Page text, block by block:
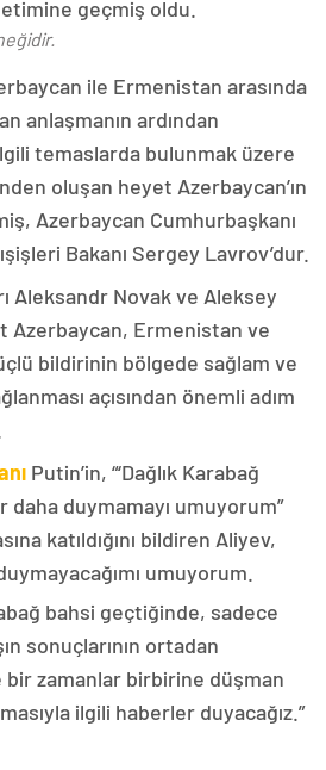
geçmiş oldu.
ile Ermenistan arasında
anlaşmanın ardından
temaslarda bulunmak üzere
oluşan heyet Azerbaycan’ın
Azerbaycan Cumhurbaşkanı
Bakanı Sergey Lavrov’dur.
Aleksandr Novak ve Aleksey
Azerbaycan, Ermenistan ve
üçlü bildirinin bölgede sağlam ve
açısından önemli adım
Putin’in, “‘Dağlık Karabağ
daha duymamayı umuyorum”
katıldığını bildiren Aliyev,
umuyorum.
bahsi geçtiğinde, sadece
sonuçlarının ortadan
bir zamanlar birbirine düşman
ilgili haberler duyacağız.”